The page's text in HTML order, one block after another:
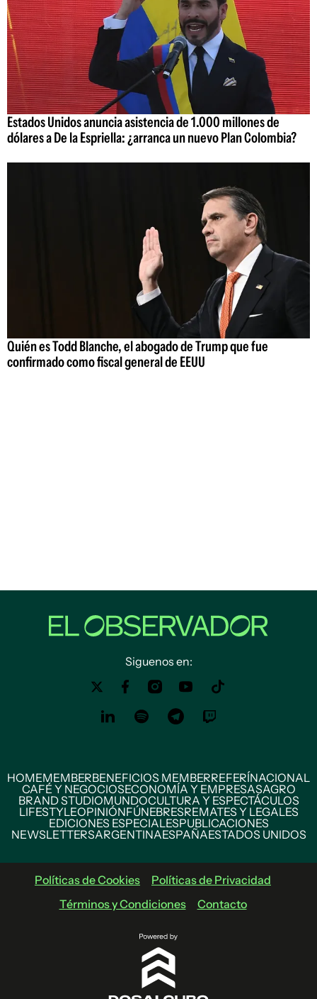
Estados Unidos anuncia asistencia de 1.000 millones de
dólares a De la Espriella: ¿arranca un nuevo Plan Colombia?
Quién es Todd Blanche, el abogado de Trump que fue
confirmado como fiscal general de EEUU
Siguenos en:
HOMEMEMBERBENEFICIOS MEMBERREFERÍNACIONAL
CAFÉ Y NEGOCIOSECONOMÍA Y EMPRESASAGRO
BRAND STUDIOMUNDOCULTURA Y ESPECTÁCULOS
LIFESTYLEOPINIÓNFÚNEBRESREMATES Y LEGALES
EDICIONES ESPECIALESPUBLICACIONES
NEWSLETTERSARGENTINAESPAÑAESTADOS UNIDOS
Políticas de Cookies
Políticas de Privacidad
Términos y Condiciones
Contacto